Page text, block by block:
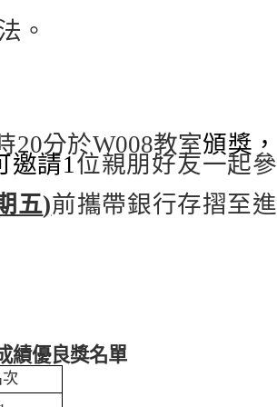
。
20分於W008教室頒獎，
邀請1位親朋好友一起參
五)前攜帶銀行存摺至進
績優良獎名單